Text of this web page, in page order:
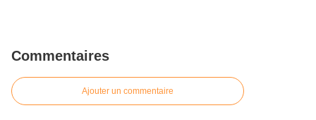
Commentaires
Ajouter un commentaire